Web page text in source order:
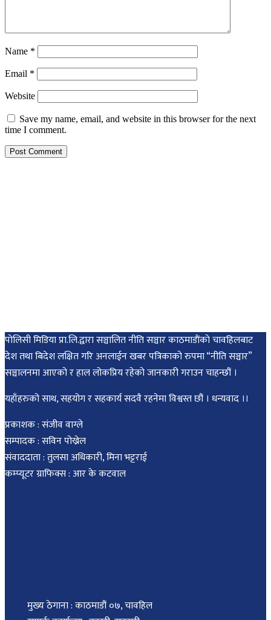
Name *
Email *
Website
Save my name, email, and website in this browser for the next
time I comment.
पोलिसी मिडिया प्रा.लि.द्वारा सञ्चालित नीति सञ्चार काठमाडाैंकाे चावहिलबाट
देश तथा बिदेश लक्षित गरि अनलाईन खबर पत्रिकाको रुपमा “नीति सञ्चार”
सञ्चालनमा आएको र हाल लोकप्रिय रहेको जानकारी गराउन चाहन्छौं ।
यहाँहरुको साथ, सहयोग र सहकार्य सदवै रहनेमा विश्वस्त छौं । धन्यवाद ।।
प्रकाशक : संजीव वाग्ले
सम्पादक : सविन पोख्रेल
संवाददाता : तुलसा अधिकारी, मिना भट्टराई
कम्प्यूटर ग्राफिक्स : आर के कटवाल
मुख्य ठेगाना : काठमाडौं ०७, चावहिल